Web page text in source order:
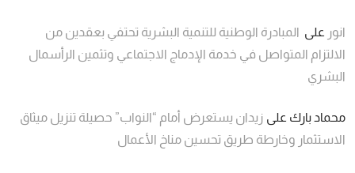
انور على المبادرة الوطنية للتنمية البشرية تحتفي بعقدين من
الالتزام المتواصل في خدمة الإدماج الاجتماعي وتثمين الرأسمال
البشري
محماد بارك على زيدان يستعرض أمام “النواب” حصيلة تنزيل ميثاق
الاستثمار وخارطة طريق تحسين مناخ الأعمال